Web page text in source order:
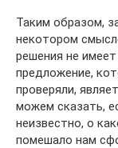
Таким образом,
некотором
решения не
предложение,
проверяли,
можем сказать,
неизвестно, о
помешало нам